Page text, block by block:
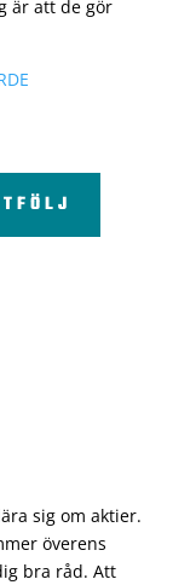
är att de gör
sig om aktier.
överens
bra råd. Att